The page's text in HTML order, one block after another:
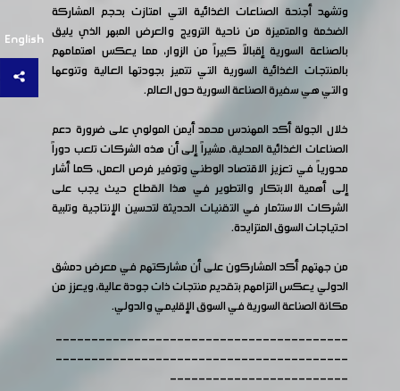
English
وتشهد أجنحة الصناعات الغذائية التي امتازت بحجم المشاركة
الضخمة والمتميزة من ناحية الترويج والعرض المبهر الذي يليق
بالصناعة السورية إقبالاً كبيراً من الزوار، مما يعكس اهتمامهم
بالمنتجات الغذائية السورية التي تتميز بجودتها العالية وتنوعها
والتي هي سفيرة الصناعة السورية حول العالم.
خلال الجولة أكد المهندس محمد أيمن المولوي على ضرورة دعم
الصناعات الغذائية المحلية، مشيراً إلى أن هذه الشركات تلعب دوراً
محورياً في تعزيز الاقتصاد الوطني وتوفير فرص العمل، كما أشار
إلى أهمية الابتكار والتطوير في هذا القطاع حيث يجب على
الشركات الاستثمار في التقنيات الحديثة لتحسين الإنتاجية وتلبية
احتياجات السوق المتزايدة.
من جهتهم أكد المشاركون على أن مشاركتهم في معرض دمشق
الدولي يعكس التزامهم بتقديم منتجات ذات جودة عالية، ويعزز من
مكانة الصناعة السورية في السوق الإقليمي والدولي.
-----------------------------------------
-----------------------------------------
-------------------------